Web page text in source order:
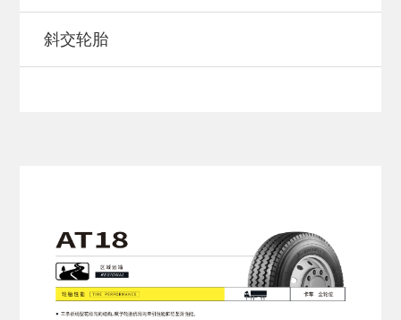
斜交轮胎